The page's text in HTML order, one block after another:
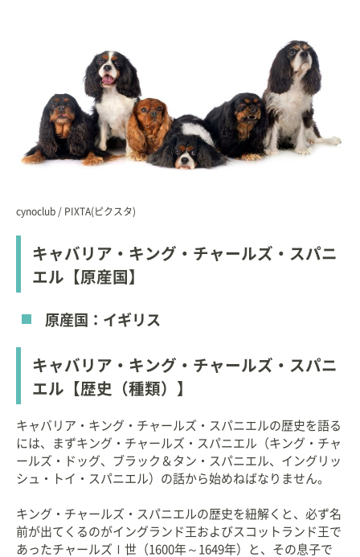
cynoclub / PIXTA(ピクスタ)
キャバリア・キング・チャールズ・スパニ
エル【原産国】
原産国：イギリス
キャバリア・キング・チャールズ・スパニ
エル【歴史（種類）】
キャバリア・キング・チャールズ・スパニエルの歴史を語る
には、まずキング・チャールズ・スパニエル（キング・チャ
ールズ・ドッグ、ブラック＆タン・スパニエル、イングリッ
シュ・トイ・スパニエル）の話から始めねばなりません。
キング・チャールズ・スパニエルの歴史を紐解くと、必ず名
前が出てくるのがイングランド王およびスコットランド王で
あったチャールズⅠ世（1600年～1649年）と、その息子で